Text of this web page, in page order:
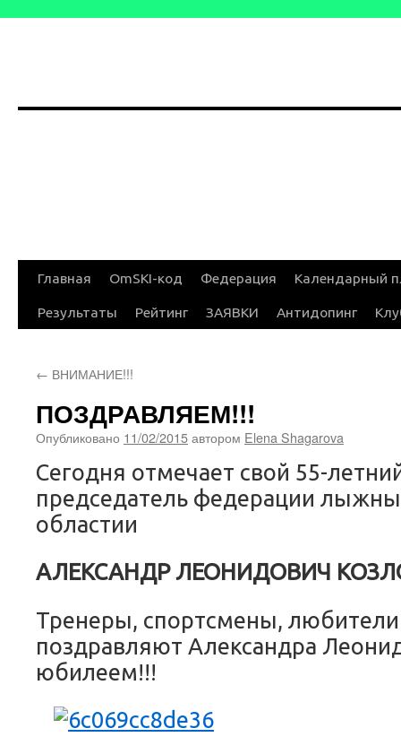
Перейти
Главная OmSKI-код Федерация Календарный
Результаты Рейтинг ЗАЯВКИ Антидопинг
← ВНИМАНИЕ!!!
ПОЗДРАВЛЯЕМ!!!
Опубликовано 11/02/2015автором Elena Shagarova
Сегодня отмечает свой 55-
председатель федерации
областии
АЛЕКСАНДР ЛЕОНИДОВИЧ
Тренеры, спортсмены,
поздравляют Александра
юбилеем!!!